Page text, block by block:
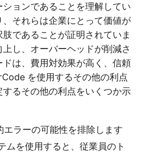
ョンであることを理解してい
、それらは企業にとって価値が
であることが証明されていま
し、オーバーヘッドが削減さ
は、費用対効果が高く、信頼
を使用するその他の利点
るその他の利点をいくつか示
エラーの可能性を排除します
ムを使用すると、従業員のト